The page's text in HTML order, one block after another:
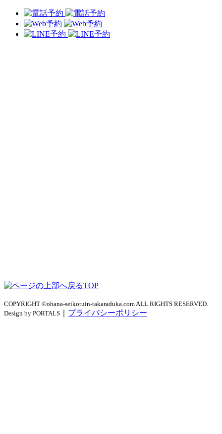
TOP
COPYRIGHT ©ohana-seikotuin-takaraduka.com ALL RIGHTS RESERVED.
Design by PORTALS
プライバシーポリシー